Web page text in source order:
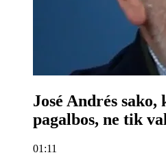
José Andrés
pagalbos, ne tik
01:11